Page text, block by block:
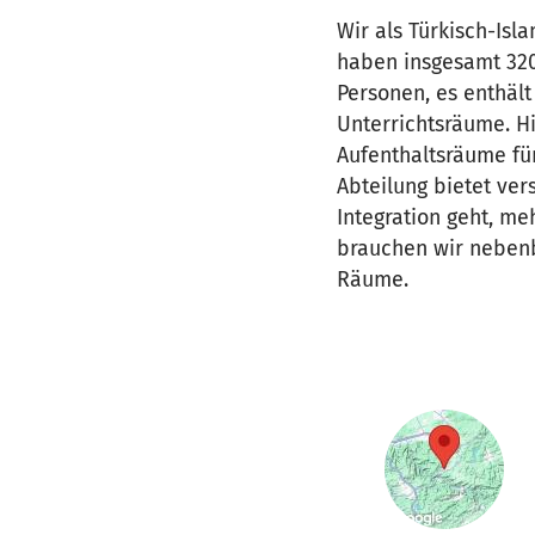
Wir als Türkisch-
haben insgesamt
Personen, es
Unterrichtsräume.
Aufenthaltsräume
Abteilung bietet
Integration geht,
brauchen wir
Räume.